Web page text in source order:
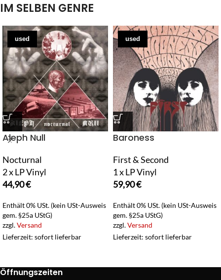
IM SELBEN GENRE
used
Aleph Null
Nocturnal
2 x LP Vinyl
44,90€
Enthält 0% USt. (kein USt-Ausweis
gem. §25a UStG)
zzgl.Versand
Lieferzeit: sofort lieferbar
used
Baroness
First & Second
1 x LP Vinyl
59,90€
Enthält 0% USt. (kein USt-Ausweis
gem. §25a UStG)
zzgl.Versand
Lieferzeit: sofort lieferbar
Öffnungszeiten